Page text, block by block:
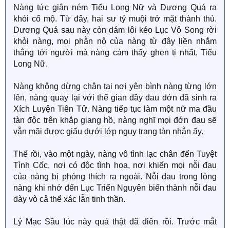
Nàng tức giận ném Tiểu Long Nữ và Dương Quá ra
khỏi cổ mộ. Từ đây, hai sư tỷ muội trở mặt thành thù.
Dương Quá sau này còn dám lôi kéo Lục Vô Song rời
khỏi nàng, mọi phẫn nộ của nàng từ đây liền nhắm
thẳng tới người mà nàng cảm thấy ghen tị nhất, Tiểu
Long Nữ.
Nàng không dừng chân tại nơi yên bình nàng từng lớn
lên, nàng quay lại với thế gian đầy đau đớn đã sinh ra
Xích Luyện Tiên Tử. Nàng tiếp tục làm một nữ ma đầu
tàn độc trên khắp giang hồ, nàng nghĩ mọi đớn đau sẽ
vẫn mãi được giấu dưới lớp ngụy trang tàn nhẫn ấy.
Thế rồi, vào một ngày, nàng vô tình lạc chân đến Tuyệt
Tình Cốc, nơi có độc tình hoa, nơi khiến mọi nỗi đau
của nàng bị phóng thích ra ngoài. Nỗi đau trong lòng
nàng khi nhớ đến Lục Triển Nguyên biến thành nỗi đau
dày vò cả thể xác lẫn tinh thần.
Lý Mạc Sầu lúc này quả thật đã điên rồi. Trước mắt